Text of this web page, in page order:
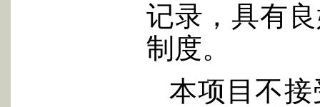
记录，具有
制度。
本项目不